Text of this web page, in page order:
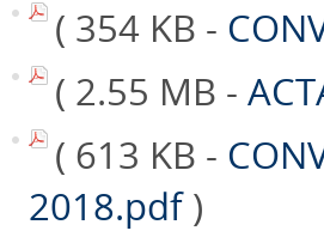
( 354 KB -
( 2.55 MB -
( 613 KB -
2018.pdf)